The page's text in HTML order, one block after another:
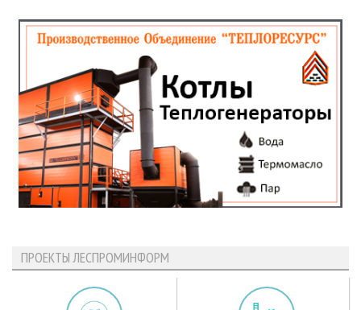
ПРОЕКТЫ ЛЕСПРОМИНФОРМ